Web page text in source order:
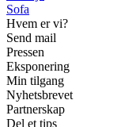
Sofa
Hvem er vi?
Send mail
Pressen
Eksponering
Min tilgang
Nyhetsbrevet
Partnerskap
Del et tips